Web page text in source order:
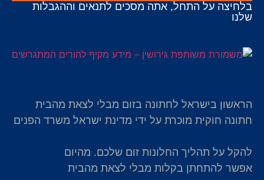
בלחיצה על התחל, אתה מסכים לתנאים וההגבלות
שלנו
הראשון בישראל לחתונה בזום מבלי לצאת מהבית
חתונה חוקית מוכרת על ידי מדינת ישראל משרד הפנים
להקל על תהליך החלונות זום שלכם. מהיום
אפשר להתחתן בקלות מבלי לצאת מהבית